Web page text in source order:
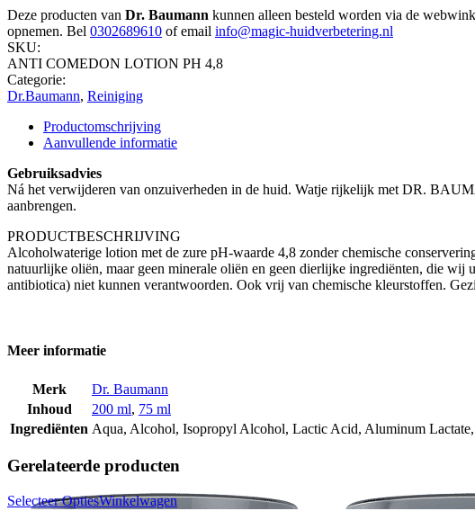
Deze producten van Dr. Baumann kunnen alleen besteld worden via de
opnemen. Bel 0302689610 of email info@magic-huidverbetering.nl
SKU:
ANTI COMEDON LOTION PH 4,8
Categorie:
Dr.Baumann, Reiniging
Productomschrijving
Aanvullende informatie
Gebruiksadvies
Ná het verwijderen van onzuiverheden in de huid. Watje rijkelijk met DR.
aanbrengen.
PRODUCTBESCHRIJVING
Alcoholwaterige lotion met de zure pH-waarde 4,8 zonder chemische
natuurlijke oliën, maar geen minerale oliën en geen dierlijke ingrediënten, die wij
antibiotica) niet kunnen verantwoorden. Ook vrij van chemische kleurstoffen.
Meer informatie
Merk
Dr. Baumann
Inhoud
200 ml, 75 ml
Ingrediënten Aqua, Alcohol, Isopropyl Alcohol, Lactic Acid, Aluminum
Gerelateerde producten
Selecteer OptiesWinkelwagen